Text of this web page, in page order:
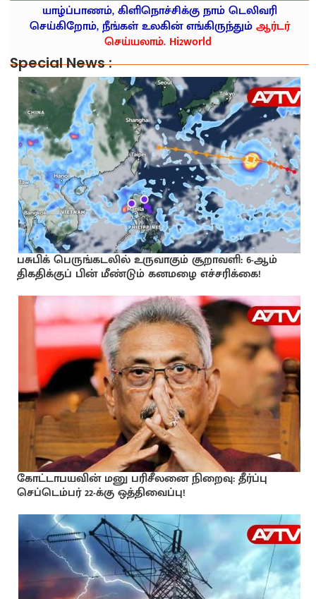
யாழ்ப்பாணம், கிளிநொச்சிக்கு நாம் டெலிவரி
செய்கிறோம், நீங்கள் உலகின் எங்கிருந்தும்ஆர்டர்
செய்யலாம். Hi2world
Special News :
பசுபிக் பெருங்கடலில் உருவாகும் சூறாவளி: 6-ஆம்
திகதிக்குப் பின் மீண்டும் கனமழை எச்சரிக்கை!
கோட்டாபயவின் மனு பரிசீலனை நிறைவு: தீர்ப்பு
செப்டெம்பர் 22-க்கு ஒத்திவைப்பு!